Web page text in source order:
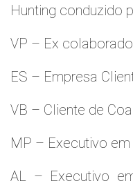
Hunting conduzido
VP – Ex
ES – Empresa
VB – Cliente de
MP – Executivo
AL – Executivo